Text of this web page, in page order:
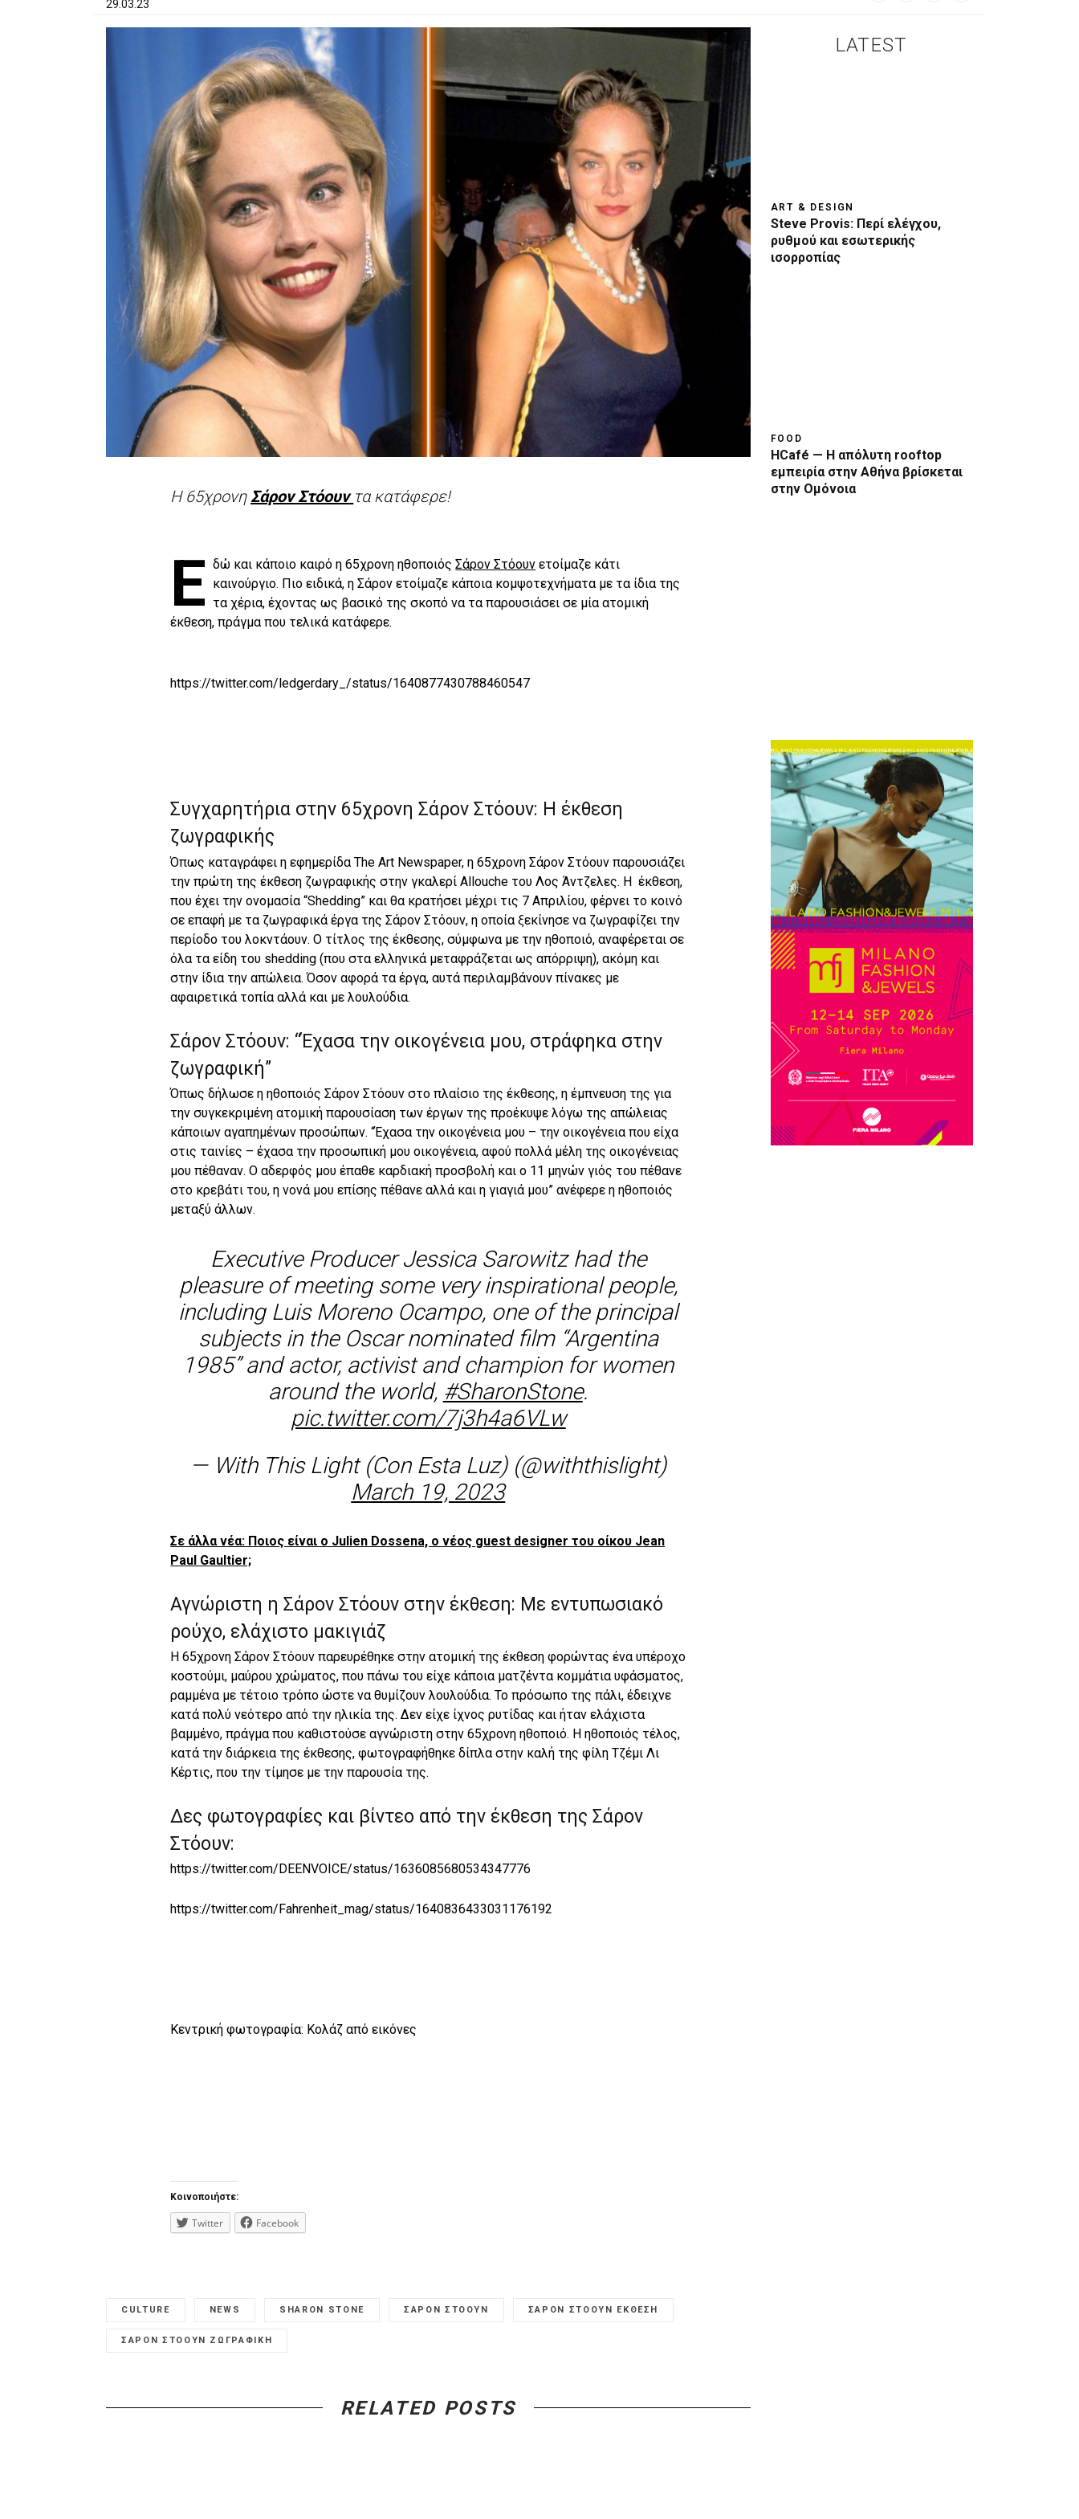
29.03.23
Η 65χρονηΣάρον Στόουν τα κατάφερε!
Ε δώ και κάποιο καιρό η 65χρονη ηθοποιόςΣάρον Στόουν ετοίμαζε κάτι
καινούργιο. Πιο ειδικά, η Σάρον ετοίμαζε κάποια κομψοτεχνήματα με τα ίδια της
τα χέρια, έχοντας ως βασικό της σκοπό να τα παρουσιάσει σε μία ατομική
έκθεση, πράγμα που τελικά κατάφερε.
https://twitter.com/ledgerdary_/status/1640877430788460547
Συγχαρητήρια στην 65χρονη Σάρον Στόουν: H έκθεση
ζωγραφικής
Όπως καταγράφει η εφημερίδα The Art Newspaper, η 65χρονη Σάρον Στόουν παρουσιάζει
την πρώτη της έκθεση ζωγραφικής στην γκαλερί Allouche του Λος Άντζελες. Η έκθεση,
που έχει την ονομασία “Shedding” και θα κρατήσει μέχρι τις 7 Απριλίου, φέρνει το κοινό
σε επαφή με τα ζωγραφικά έργα της Σάρον Στόουν, η οποία ξεκίνησε να ζωγραφίζει την
περίοδο του λοκντάουν. Ο τίτλος της έκθεσης, σύμφωνα με την ηθοποιό, αναφέρεται σε
όλα τα είδη του shedding (που στα ελληνικά μεταφράζεται ως απόρριψη), ακόμη και
στην ίδια την απώλεια. Όσον αφορά τα έργα, αυτά περιλαμβάνουν πίνακες με
αφαιρετικά τοπία αλλά και με λουλούδια.
Σάρον Στόουν: “Έχασα την οικογένεια μου, στράφηκα στην
ζωγραφική”
Όπως δήλωσε η ηθοποιός Σάρον Στόουν στο πλαίσιο της έκθεσης, η έμπνευση της για
την συγκεκριμένη ατομική παρουσίαση των έργων της προέκυψε λόγω της απώλειας
κάποιων αγαπημένων προσώπων. “Έχασα την οικογένεια μου – την οικογένεια που είχα
στις ταινίες – έχασα την προσωπική μου οικογένεια, αφού πολλά μέλη της οικογένειας
μου πέθαναν. Ο αδερφός μου έπαθε καρδιακή προσβολή και ο 11 μηνών γιός του πέθανε
στο κρεβάτι του, η νονά μου επίσης πέθανε αλλά και η γιαγιά μου” ανέφερε η ηθοποιός
μεταξύ άλλων.
Executive Producer Jessica Sarowitz had the
pleasure of meeting some very inspirational people,
including Luis Moreno Ocampo, one of the principal
subjects in the Oscar nominated film “Argentina
1985” and actor, activist and champion for women
around the world, #SharonStone.
pic.twitter.com/7j3h4a6VLw
— With This Light (Con Esta Luz) (@withthislight)
March 19, 2023
Σε άλλα νέα: Ποιος είναι ο Julien Dossena, o νέος guest designer του οίκου Jean
Paul Gaultier;
Αγνώριστη η Σάρον Στόουν στην έκθεση: Με εντυπωσιακό
ρούχο, ελάχιστο μακιγιάζ
Η 65χρονη Σάρον Στόουν παρευρέθηκε στην ατομική της έκθεση φορώντας ένα υπέροχο
κοστούμι, μαύρου χρώματος, που πάνω του είχε κάποια ματζέντα κομμάτια υφάσματος,
ραμμένα με τέτοιο τρόπο ώστε να θυμίζουν λουλούδια. Το πρόσωπο της πάλι, έδειχνε
κατά πολύ νεότερο από την ηλικία της. Δεν είχε ίχνος ρυτίδας και ήταν ελάχιστα
βαμμένο, πράγμα που καθιστούσε αγνώριστη στην 65χρονη ηθοποιό. Η ηθοποιός τέλος,
κατά την διάρκεια της έκθεσης, φωτογραφήθηκε δίπλα στην καλή της φίλη Τζέμι Λι
Κέρτις, που την τίμησε με την παρουσία της.
Δες φωτογραφίες και βίντεο από την έκθεση της Σάρον
Στόουν:
https://twitter.com/DEENVOICE/status/1636085680534347776
https://twitter.com/Fahrenheit_mag/status/1640836433031176192
Κεντρική φωτογραφία: Koλάζ από εικόνες
Κοινοποιήστε:
Twitter Facebook
CULTURE NEWS SHARON STONE ΣΑΡΟΝ ΣΤΟΟΥΝ ΣΑΡΟΝ ΣΤΟΟΥΝ ΕΚΘΕΣΗ
ΣΑΡΟΝ ΣΤΟΟΥΝ ΖΩΓΡΑΦΙΚΗ
RELATED POSTS
LATEST
ART & DESIGN
Steve Provis: Περί ελέγχου,
ρυθμού και εσωτερικής
ισορροπίας
FOOD
HCafé — Η απόλυτη rooftop
εμπειρία στην Αθήνα βρίσκεται
στην Ομόνοια